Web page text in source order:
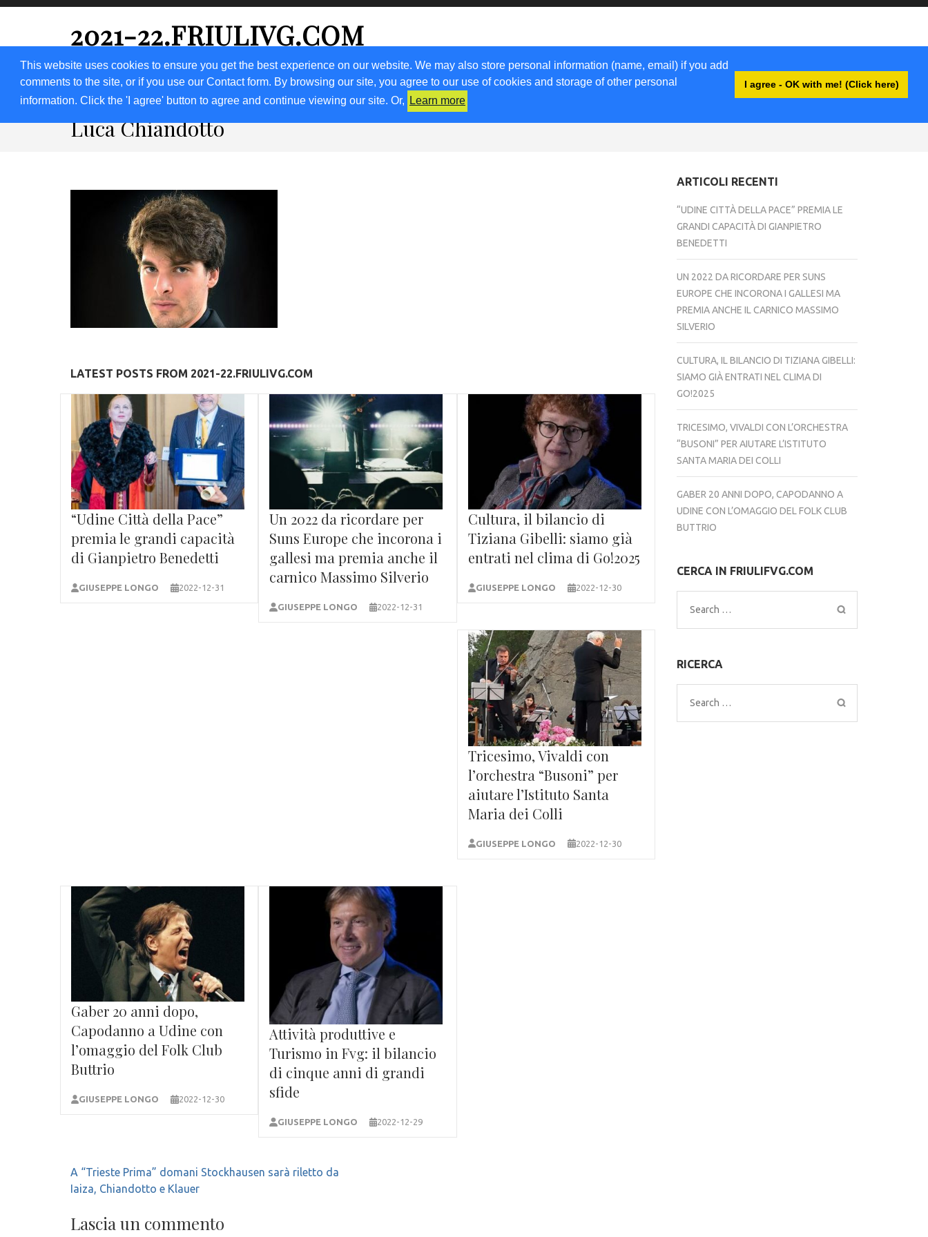
This website uses cookies to ensure you get the best experience on our website. We may also store personal information (name, email) if you add
comments to the site, or if you use our Contact form. By browsing our site, you agree to our use of cookies and storage of other personal
information. Click the 'I agree' button to agree and continue viewing our site. Or,
Learn more
I agree - OK with me! (Click here)
2021-22.FRIULIVG.COM
HOME 2023 2020 2019 2018 RICETTE KM0 VIGNETO FVG FRIULIVG.IT LIBRI ACCEDI
Luca Chiandotto
LATEST POSTS FROM 2021-22.FRIULIVG.COM
“Udine Città della Pace”
premia le grandi capacità
di Gianpietro Benedetti
GIUSEPPE LONGO 2022-12-31
Un 2022 da ricordare per
Suns Europe che incorona i
gallesi ma premia anche il
carnico Massimo Silverio
GIUSEPPE LONGO 2022-12-31
Cultura, il bilancio di
Tiziana Gibelli: siamo già
entrati nel clima di Go!2025
GIUSEPPE LONGO 2022-12-30
Tricesimo, Vivaldi con
l’orchestra “Busoni” per
aiutare l’Istituto Santa
Maria dei Colli
GIUSEPPE LONGO 2022-12-30
Gaber 20 anni dopo,
Capodanno a Udine con
l’omaggio del Folk Club
Buttrio
GIUSEPPE LONGO 2022-12-30
Attività produttive e
Turismo in Fvg: il bilancio
di cinque anni di grandi
sfide
GIUSEPPE LONGO 2022-12-29
Navigazione
articoli
A “Trieste Prima” domani Stockhausen sarà riletto da
Iaiza, Chiandotto e Klauer
Lascia un commento
ARTICOLI RECENTI
“UDINE CITTÀ DELLA PACE” PREMIA LE
GRANDI CAPACITÀ DI GIANPIETRO
BENEDETTI
UN 2022 DA RICORDARE PER SUNS
EUROPE CHE INCORONA I GALLESI MA
PREMIA ANCHE IL CARNICO MASSIMO
SILVERIO
CULTURA, IL BILANCIO DI TIZIANA GIBELLI:
SIAMO GIÀ ENTRATI NEL CLIMA DI
GO!2025
TRICESIMO, VIVALDI CON L’ORCHESTRA
“BUSONI” PER AIUTARE L’ISTITUTO
SANTA MARIA DEI COLLI
GABER 20 ANNI DOPO, CAPODANNO A
UDINE CON L’OMAGGIO DEL FOLK CLUB
BUTTRIO
CERCA IN FRIULIFVG.COM
Search
for:
RICERCA
Search
for: